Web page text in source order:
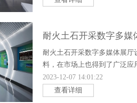
耐火土石开采数字多媒
耐火土石开采数字多媒体展
料，在市场上也得到了广泛
数字多媒体展厅的设计装修。
2023-12-07 14:01:22
查看详细